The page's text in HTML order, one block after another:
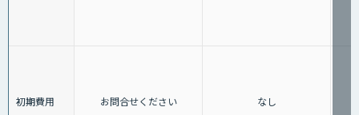
初期費用 お問合せください なし